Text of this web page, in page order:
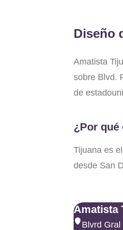
Diseño
Amatista
sobre Blvd.
de
¿Por qué
Tijuana es
desde San
Amatista
Blvrd